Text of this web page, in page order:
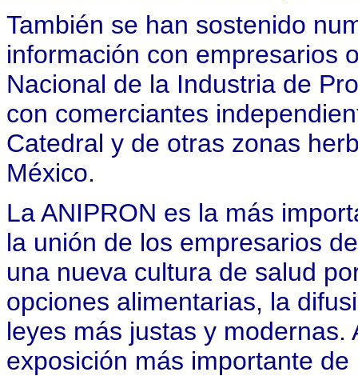
También se han sostenido
información con empresarios
Nacional de la Industria de
con comerciantes
Catedral y de otras zonas
México.
La ANIPRON es la más
la unión de los empresarios
una nueva cultura de salud
opciones alimentarias, la
leyes más justas y
exposición más importante